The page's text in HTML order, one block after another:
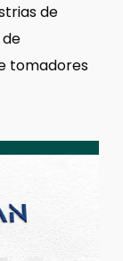
de
tomadores